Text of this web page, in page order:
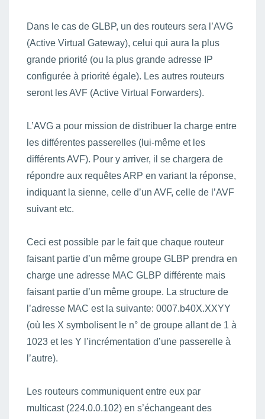
Dans le cas de GLBP, un des routeurs sera l’AVG
(Active Virtual Gateway), celui qui aura la plus
grande priorité (ou la plus grande adresse IP
configurée à priorité égale). Les autres routeurs
seront les AVF (Active Virtual Forwarders).
L’AVG a pour mission de distribuer la charge entre
les différentes passerelles (lui-même et les
différents AVF). Pour y arriver, il se chargera de
répondre aux requêtes ARP en variant la réponse,
indiquant la sienne, celle d’un AVF, celle de l’AVF
suivant etc.
Ceci est possible par le fait que chaque routeur
faisant partie d’un même groupe GLBP prendra en
charge une adresse MAC GLBP différente mais
faisant partie d’un même groupe. La structure de
l’adresse MAC est la suivante: 0007.b40X.XXYY
(où les X symbolisent le n° de groupe allant de 1 à
1023 et les Y l’incrémentation d’une passerelle à
l’autre).
Les routeurs communiquent entre eux par
multicast (224.0.0.102) en s’échangeant des